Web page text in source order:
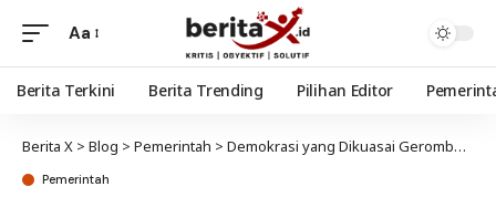
Aa
Berita Terkini Berita Trending Pilihan Editor
Berita X > Blog > Pemerintah > Demokrasi yang Dikuasai Gerombolan Perampok: Republik Para Penjarah
Pemerintah